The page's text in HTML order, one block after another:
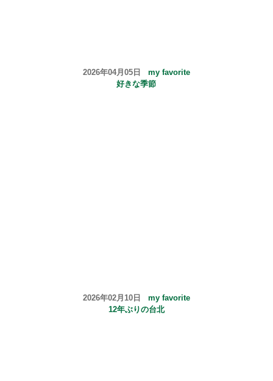
2026年04月05日 my favorite
好きな季節
2026年02月10日 my favorite
12年ぶりの台北